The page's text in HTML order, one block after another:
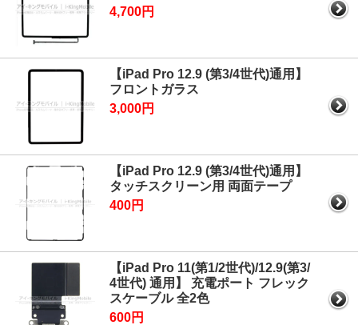
4,700円
【iPad Pro 12.9 (第3/4世代)通用】
フロントガラス
3,000円
【iPad Pro 12.9 (第3/4世代)通用】
タッチスクリーン用 両面テープ
400円
【iPad Pro 11(第1/2世代)/12.9(第3/
4世代) 通用】 充電ポート フレック
スケーブル 全2色
600円